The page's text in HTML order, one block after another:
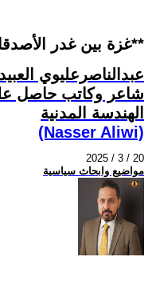
**غزة بين غدر الأصدقاء وخذلان الأشقاء**
عبدالناصرعليوي
شاعر وكاتب حاصل
الهندسة المدنية
(Nasser Aliwi)
2025 / 3 / 20
مواضيع وابحاث سياسية